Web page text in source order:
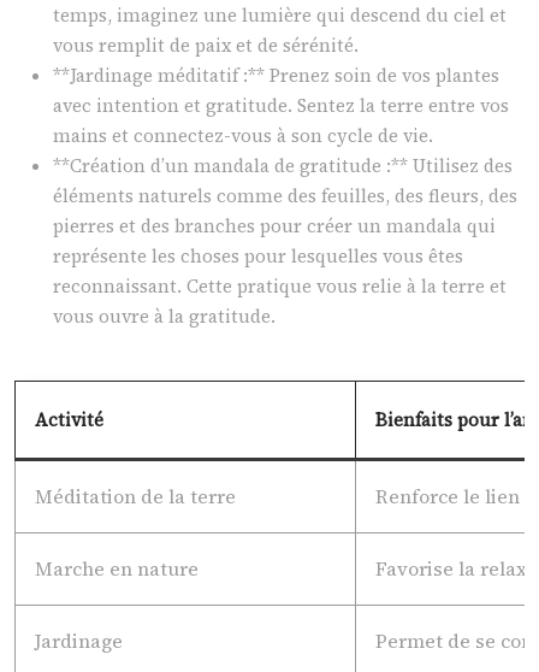
temps, imaginez une lumière qui descend du ciel et
vous remplit de paix et de sérénité.
**Jardinage méditatif :** Prenez soin de vos plantes
avec intention et gratitude. Sentez la terre entre vos
mains et connectez-vous à son cycle de vie.
**Création d’un mandala de gratitude :** Utilisez des
éléments naturels comme des feuilles, des fleurs, des
pierres et des branches pour créer un mandala qui
représente les choses pour lesquelles vous êtes
reconnaissant. Cette pratique vous relie à la terre et
vous ouvre à la gratitude.
Activité Bienfaits pour
Méditation de la terre Renforce le lien
Marche en nature Favorise la
Jardinage Permet de se